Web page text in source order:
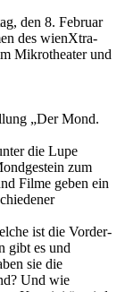
den 8. Februar
des wienXtra-
Mikrotheater und
„Der Mond.
die Lupe
zum
Filme geben ein
ist die Vorder-
gibt es und
sie die
Und wie